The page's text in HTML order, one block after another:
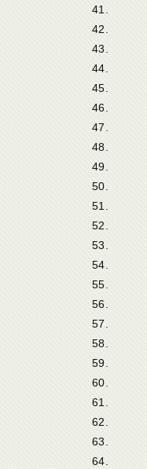
41.
42.
43.
44.
45.
46.
47.
48.
49.
50.
51.
52.
53.
54.
55.
56.
57.
58.
59.
60.
61.
62.
63.
64.